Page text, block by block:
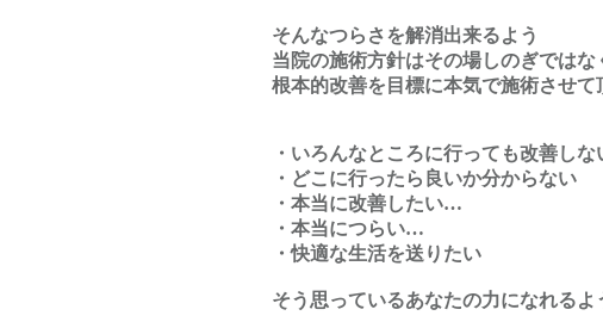
そんなつらさを解消出来るよう
当院の施術方針はその場しのぎではな
根本的改善を目標に本気で施術させて
・いろんなところに行っても改善しな
・どこに行ったら良いか分からない
・本当に改善したい…
・本当につらい…
・快適な生活を送りたい
そう思っているあなたの力になれるよ